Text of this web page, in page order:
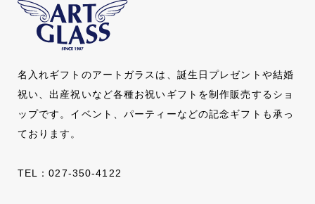
名入れギフトのアートガラスは、誕生日プレゼントや結婚
祝い、出産祝いなど各種お祝いギフトを制作販売するショ
ップです。イベント、パーティーなどの記念ギフトも承っ
ております。
TEL：027-350-4122